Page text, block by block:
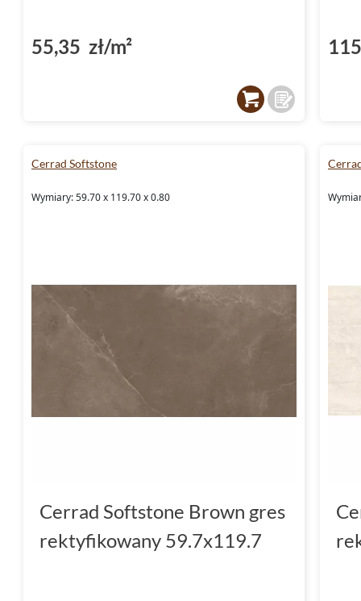
55,35 zł/m²
Cerrad Softstone
Wymiary: 59.70 x 119.70 x 0.80
Cerrad Softstone Brown gres
rektyfikowany 59.7x119.7